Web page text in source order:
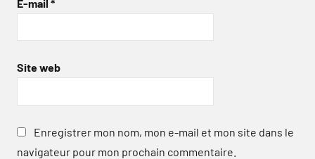
E-mail *
Site web
Enregistrer mon nom, mon e-mail et mon site dans le
navigateur pour mon prochain commentaire.